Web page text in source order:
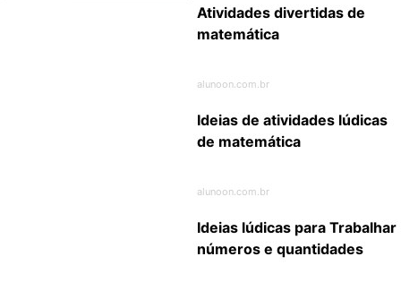
Atividades divertidas de
matemática
alunoon.com.br
Ideias de atividades lúdicas
de matemática
alunoon.com.br
Ideias lúdicas para Trabalhar
números e quantidades